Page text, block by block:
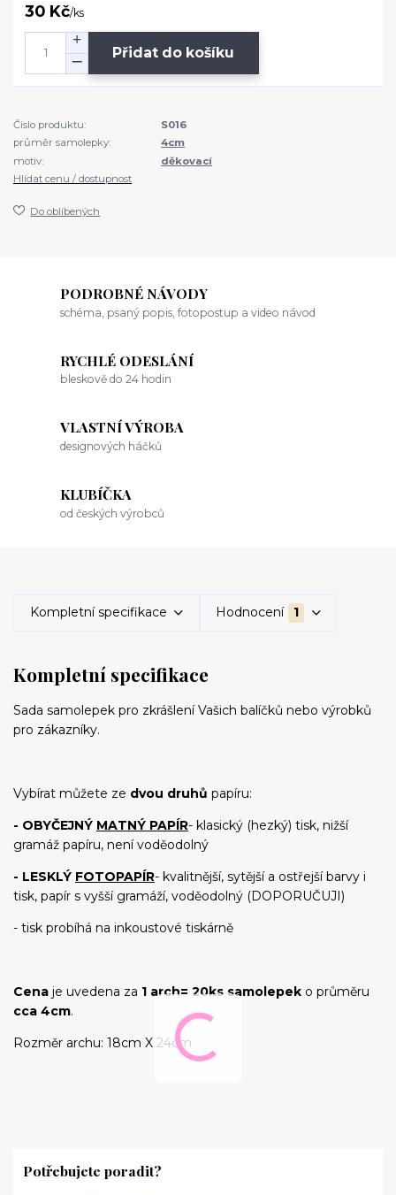
30 Kč/ks
Přidat do košíku
Číslo produktu:
S016
průměr samolepky:
4cm
motiv:
děkovací
Hlídat cenu / dostupnost
Do oblíbených
PODROBNÉ NÁVODY
schéma, psaný popis, fotopostup a video návod
RYCHLÉ ODESLÁNÍ
bleskově do 24 hodin
VLASTNÍ VÝROBA
designových háčků
KLUBÍČKA
od českých výrobců
Kompletní specifikace Hodnocení 1
Kompletní specifikace
Sada samolepek pro zkrášlení Vašich balíčků nebo výrobků
pro zákazníky.
Vybírat můžete ze dvou druhů papíru:
- OBYČEJNÝ MATNÝ PAPÍR- klasický (hezký) tisk, nižší
gramáž papíru, není voděodolný
- LESKLÝ FOTOPAPÍR- kvalitnější, sytější a ostřejší barvy i
tisk, papír s vyšší gramáží, voděodolný (DOPORUČUJI)
- tisk probíhá na inkoustové tiskárně
Cena je uvedena za 1 arch= 20ks samolepek o průměru
cca 4cm.
Rozměr archu: 18cm X 24cm
Potřebujete poradit?